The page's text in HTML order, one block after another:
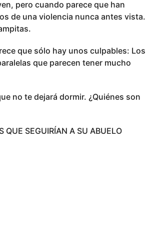
pero cuando parece que han
de una violencia nunca antes vista.
que sólo hay unos culpables: Los
que parecen tener mucho
no te dejará dormir. ¿Quiénes son
QUE SEGUIRÍAN A SU ABUELO